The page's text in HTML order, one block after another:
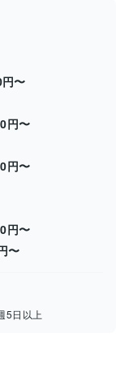
〜
円〜
円〜
円〜
〜
5日以上